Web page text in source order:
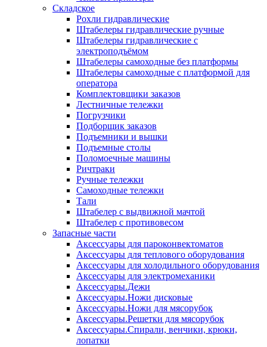
Складское
Рохли гидравлические
Штабелеры гидравлические ручные
Штабелеры гидравлические с
электроподъёмом
Штабелеры самоходные без платформы
Штабелеры самоходные с платформой для
оператора
Комплектовщики заказов
Лестничные тележки
Погрузчики
Подборщик заказов
Подъемники и вышки
Подъемные столы
Поломоечные машины
Ричтраки
Ручные тележки
Самоходные тележки
Тали
Штабелер с выдвижной мачтой
Штабелер с противовесом
Запасные части
Аксессуары для пароконвектоматов
Аксессуары для теплового оборудования
Аксессуары для холодильного оборудования
Аксессуары для электромеханики
Аксессуары.Дежи
Аксессуары.Ножи дисковые
Аксессуары.Ножи для мясорубок
Аксессуары.Решетки для мясорубок
Аксессуары.Спирали, венчики, крюки,
лопатки